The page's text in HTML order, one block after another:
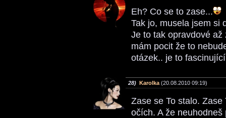
Eh? Co se to zase...
Tak jo, musela jsem si
Je to tak opravdové
mám pocit že to
otázek.. je to fascinující
28) Karolka (20.08.2010 09:19)
Zase se To stalo.
očích. A že